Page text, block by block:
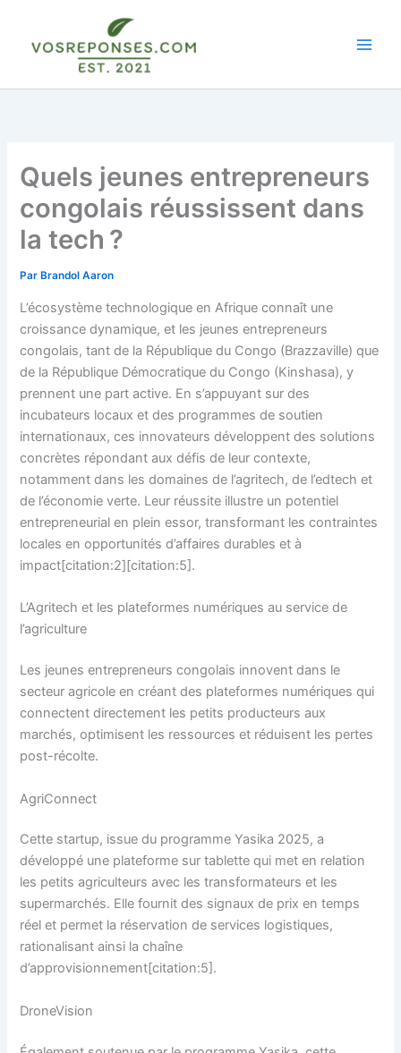
contenu
Quels jeunes entrepreneurs
congolais réussissent dans
la tech ?
Par Brandol Aaron
L’écosystème technologique en Afrique connaît une
croissance dynamique, et les jeunes entrepreneurs
congolais, tant de la République du Congo (Brazzaville) que
de la République Démocratique du Congo (Kinshasa), y
prennent une part active. En s’appuyant sur des
incubateurs locaux et des programmes de soutien
internationaux, ces innovateurs développent des solutions
concrètes répondant aux défis de leur contexte,
notamment dans les domaines de l’agritech, de l’edtech et
de l’économie verte. Leur réussite illustre un potentiel
entrepreneurial en plein essor, transformant les contraintes
locales en opportunités d’affaires durables et à
impact[citation:2][citation:5].
L’Agritech et les plateformes numériques au service de
l’agriculture
Les jeunes entrepreneurs congolais innovent dans le
secteur agricole en créant des plateformes numériques qui
connectent directement les petits producteurs aux
marchés, optimisent les ressources et réduisent les pertes
post-récolte.
AgriConnect
Cette startup, issue du programme Yasika 2025, a
développé une plateforme sur tablette qui met en relation
les petits agriculteurs avec les transformateurs et les
supermarchés. Elle fournit des signaux de prix en temps
réel et permet la réservation de services logistiques,
rationalisant ainsi la chaîne
d’approvisionnement[citation:5].
DroneVision